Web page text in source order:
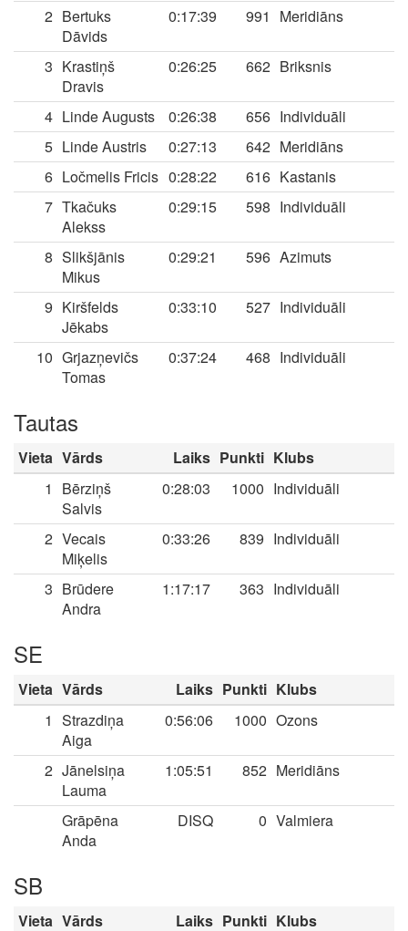
2 Bertuks
Dāvids
0:17:39 991 Meridiāns
3 Krastiņš
Dravis
0:26:25 662 Briksnis
4 Linde Augusts 0:26:38 656 Individuāli
5 Linde Austris 0:27:13 642 Meridiāns
6 Ločmelis Fricis 0:28:22 616 Kastanis
7 Tkačuks
Alekss
0:29:15 598 Individuāli
8 Slikšjānis
Mikus
0:29:21 596 Azimuts
9 Kiršfelds
Jēkabs
0:33:10 527 Individuāli
10 Grjazņevičs
Tomas
0:37:24 468 Individuāli
Tautas
Vieta Vārds Laiks Punkti Klubs
1
Bērziņš
Salvis
0:28:03 1000 Individuāli
2 Vecais
Miķelis
0:33:26 839 Individuāli
3 Brūdere
Andra
1:17:17 363 Individuāli
SE
Vieta Vārds Laiks Punkti Klubs
1 Strazdiņa
Aiga
0:56:06 1000 Ozons
2 Jānelsiņa
Lauma
1:05:51 852 Meridiāns
Grāpēna
Anda
DISQ 0 Valmiera
SB
Vieta Vārds Laiks Punkti Klubs